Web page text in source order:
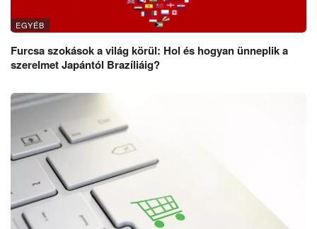
EGYÉB
Furcsa szokások a világ körül: Hol és hogyan ünneplik a
szerelmet Japántól Brazíliáig?